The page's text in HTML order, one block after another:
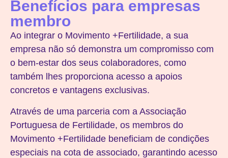
Benefícios para empresas
membro
Ao integrar o Movimento +Fertilidade, a sua
empresa não só demonstra um compromisso com
o bem-estar dos seus colaboradores, como
também lhes proporciona acesso a apoios
concretos e vantagens exclusivas.
Através de uma parceria com a Associação
Portuguesa de Fertilidade, os membros do
Movimento +Fertilidade beneficiam de condições
especiais na cota de associado, garantindo acesso